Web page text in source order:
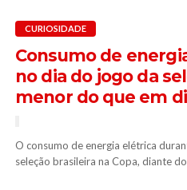
CURIOSIDADE
Consumo de
no dia do jogo da
menor do que em
O consumo de energia elétrica
seleção brasileira na Copa, diante